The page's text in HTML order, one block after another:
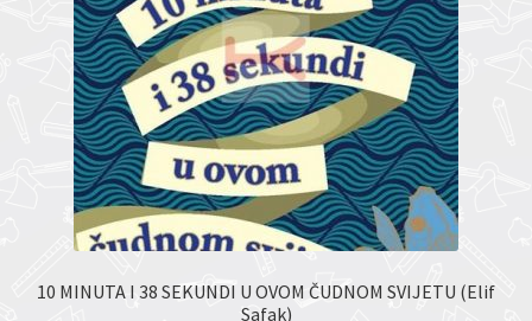
10 MINUTA I 38 SEKUNDI U OVOM ČUDNOM SVIJETU (Elif
Safak)